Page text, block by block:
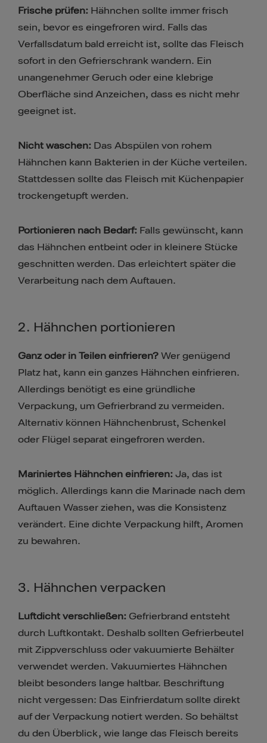
Frische prüfen: Hähnchen sollte immer frisch
sein, bevor es eingefroren wird. Falls das
Verfallsdatum bald erreicht ist, sollte das Fleisch
sofort in den Gefrierschrank wandern. Ein
unangenehmer Geruch oder eine klebrige
Oberfläche sind Anzeichen, dass es nicht mehr
geeignet ist.
Nicht waschen: Das Abspülen von rohem
Hähnchen kann Bakterien in der Küche verteilen.
Stattdessen sollte das Fleisch mit Küchenpapier
trockengetupft werden.
Portionieren nach Bedarf: Falls gewünscht, kann
das Hähnchen entbeint oder in kleinere Stücke
geschnitten werden. Das erleichtert später die
Verarbeitung nach dem Auftauen.
2. Hähnchen portionieren
Ganz oder in Teilen einfrieren? Wer genügend
Platz hat, kann ein ganzes Hähnchen einfrieren.
Allerdings benötigt es eine gründliche
Verpackung, um Gefrierbrand zu vermeiden.
Alternativ können Hähnchenbrust, Schenkel
oder Flügel separat eingefroren werden.
Mariniertes Hähnchen einfrieren: Ja, das ist
möglich. Allerdings kann die Marinade nach dem
Auftauen Wasser ziehen, was die Konsistenz
verändert. Eine dichte Verpackung hilft, Aromen
zu bewahren.
3. Hähnchen verpacken
Luftdicht verschließen: Gefrierbrand entsteht
durch Luftkontakt. Deshalb sollten Gefrierbeutel
mit Zippverschluss oder vakuumierte Behälter
verwendet werden. Vakuumiertes Hähnchen
bleibt besonders lange haltbar. Beschriftung
nicht vergessen: Das Einfrierdatum sollte direkt
auf der Verpackung notiert werden. So behältst
du den Überblick, wie lange das Fleisch bereits